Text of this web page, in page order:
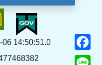
14:50:51.0